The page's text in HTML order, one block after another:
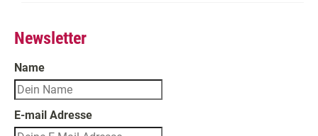
Newsletter
Name
E-mail Adresse